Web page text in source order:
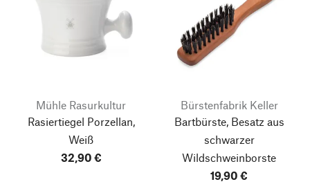
Mühle Rasurkultur
Rasiertiegel Porzellan,
Weiß
32,90 €
Bürstenfabrik Keller
Bartbürste, Besatz aus
schwarzer
Wildschweinborste
19,90 €